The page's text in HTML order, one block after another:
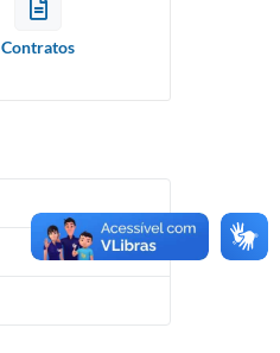
Contratos